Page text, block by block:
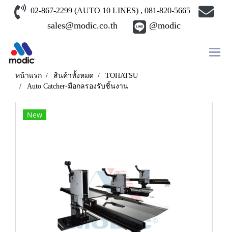
02-867-2299 (AUTO 10 LINES) , 081-820-5665
sales@modic.co.th @modic
หน้าแรก สินค้าทั้งหมด
TOHATSU
Auto Catcher-มือกลรองรับชิ้นงาน
New